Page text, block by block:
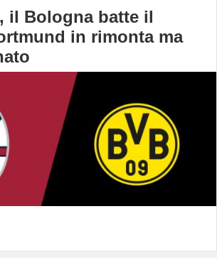
il Bologna batte il
in rimonta ma